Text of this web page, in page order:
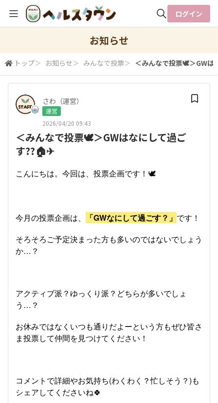
検索
ログイン
お知らせ
トップ＞ お知らせ＞ みんなで投票＞ ＜みんなで投票🕊＞GWは
さわ（運営）
運営
2026/04/20 09:43
＜みんなで投票🕊＞GWはなにして過ご
す??🏠✈
こんにちは。今回は、投票企画です！🕊
今月の投票企画は、 「GWなにして過ごす？」 です！
そろそろご予定決まった方も多いのではないでしょう
か…？
アクティブ派？ゆっくり派？どちらが多いでしょ
う…？
お休みではなくいつも通りだよーという方もぜひ皆さ
ま投票して仲間を見つけてください！
コメントで詳細やお気持ち(わくわく？忙しそう？)も
シェアしてくださいね🍀